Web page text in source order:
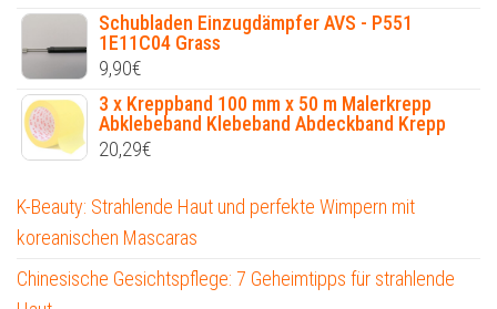
Schubladen Einzugdämpfer AVS - P551
1E11C04 Grass
9,90€
3 x Kreppband 100 mm x 50 m Malerkrepp
Abklebeband Klebeband Abdeckband Krepp
20,29€
K-Beauty: Strahlende Haut und perfekte Wimpern mit
koreanischen Mascaras
Chinesische Gesichtspflege: 7 Geheimtipps für strahlende